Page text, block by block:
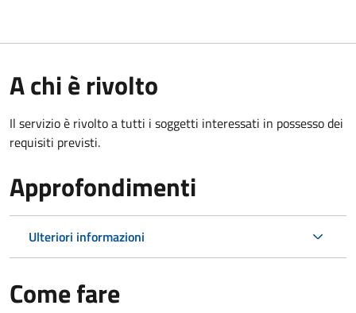
A chi è rivolto
Il servizio è rivolto a tutti i soggetti interessati in possesso dei
requisiti previsti.
Approfondimenti
Ulteriori informazioni
Come fare